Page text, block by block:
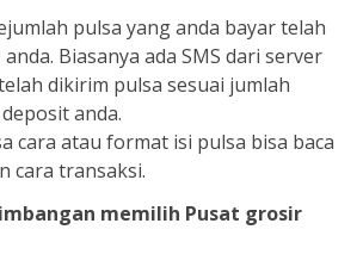
pulsa yang anda bayar telah
Biasanya ada SMS dari server
dikirim pulsa sesuai jumlah
anda.
cara atau format isi pulsa bisa baca
cara transaksi.
memilih Pusat grosir